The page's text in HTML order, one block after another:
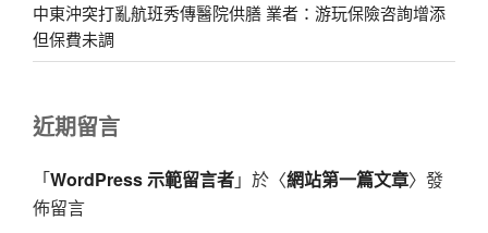
中東沖突打亂航班秀傳醫院供膳 業者：游玩保險咨詢增添
但保費未調
近期留言
「WordPress 示範留言者」於〈網站第一篇文章〉發
佈留言